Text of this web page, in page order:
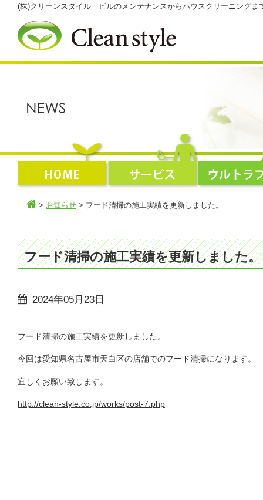
(株)クリーンスタイル｜ビルのメンテナンスからハウスクリーニング
> お知らせ > フード清掃の施工実績を更新しました。
フード清掃の施工実績を更新しました。
2024年05月23日
フード清掃の施工実績を更新しました。
今回は愛知県名古屋市天白区の店舗でのフード清掃になります。
宜しくお願い致します。
http://clean-style.co.jp/works/post-7.php